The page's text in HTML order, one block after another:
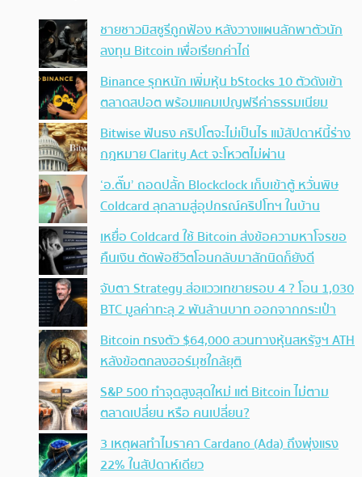
ชายชาวมิสซูรีถูกฟ้อง หลังวางแผนลักพาตัวนัก
ลงทุน Bitcoin เพื่อเรียกค่าไถ่
Binance รุกหนัก เพิ่มหุ้น bStocks 10 ตัวดังเข้า
ตลาดสปอต พร้อมแคมเปญฟรีค่าธรรมเนียม
Bitwise ฟันธง คริปโตจะไม่เป็นไร แม้สัปดาห์นี้ร่าง
กฎหมาย Clarity Act จะโหวตไม่ผ่าน
‘อ.ตั๊ม’ ถอดปลั้ก Blockclock เก็บเข้าตู้ หวั่นพิษ
Coldcard ลุกลามสู่อุปกรณ์คริปโทฯ ในบ้าน
เหยื่อ Coldcard ใช้ Bitcoin ส่งข้อความหาโจรขอ
คืนเงิน ตัดพ้อชีวิตโอนกลับมาสักนิดก็ยังดี
จับตา Strategy ส่อแววเทขายรอบ 4 ? โอน 1,030
BTC มูลค่าทะลุ 2 พันล้านบาท ออกจากกระเป๋า
Bitcoin ทรงตัว $64,000 สวนทางหุ้นสหรัฐฯ ATH
หลังข้อตกลงฮอร์มุซใกล้ยุติ
S&P 500 ทำจุดสูงสุดใหม่ แต่ Bitcoin ไม่ตาม
ตลาดเปลี่ยน หรือ คนเปลี่ยน?
3 เหตุผลทำไมราคา Cardano (Ada) ถึงพุ่งแรง
22% ในสัปดาห์เดียว